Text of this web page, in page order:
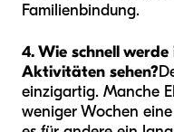
Familienbindung.
4. Wie schnell
Aktivitäten sehen?
einzigartig. Manche
weniger Wochen